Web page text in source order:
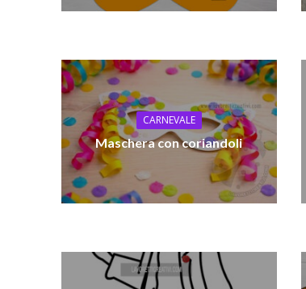
CARNEVALE
Maschera con coriandoli